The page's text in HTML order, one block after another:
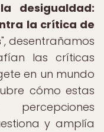
desigualdad:
la crítica de
", desentrañamos
las críticas
en un mundo
cómo estas
y amplía